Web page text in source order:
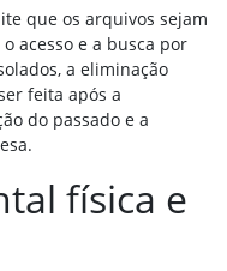
que os arquivos sejam
acesso e a busca por
a eliminação
feita após a
do passado e a
física e